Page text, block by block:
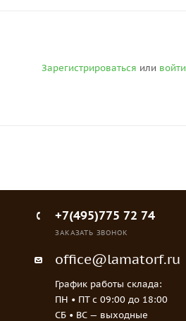
Зарегистрироваться или войти
+7(495)775 72 74
ЗАКАЗАТЬ ЗВОНОК
office@lamatorf.ru
График работы склада:
ПН • ПТ c 09:00 до 18:00
СБ • ВС — выходные